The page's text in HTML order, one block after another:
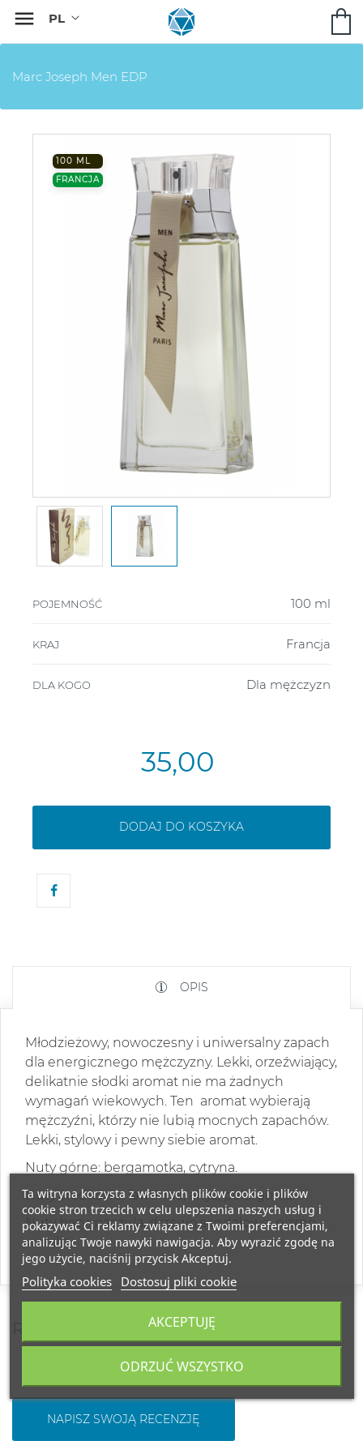

Marc Joseph Men EDP
100 ML
FRANCJA
POJEMNOŚĆ 100 ml
KRAJ Francja
DLA KOGO Dla mężczyzn
35,00
DODAJ DO KOSZYKA
OPIS
Młodzieżowy, nowoczesny i uniwersalny zapach
dla energicznego mężczyzny. Lekki, orzeźwiający,
delikatnie słodki aromat nie ma żadnych
wymagań wiekowych. Ten aromat wybierają
mężczyźni, którzy nie lubią mocnych zapachów.
Lekki, stylowy i pewny siebie aromat.
Nuty górne: bergamotka, cytryna.
Nuty środkowe: lawenda, anyż, pelargonia.
Nuty bazy: paczula, drzewo sandałowe, piżmo,
wanilia.
NAPISZ SWOJĄ RECENZJĘ
Ta witryna korzysta z własnych plików cookie i plików
cookie stron trzecich w celu ulepszenia naszych usług i
pokazywać Ci reklamy związane z Twoimi preferencjami,
analizując Twoje nawyki nawigacja. Aby wyrazić zgodę na
jego użycie, naciśnij przycisk Akceptuj.
Polityka cookies Dostosuj pliki cookie
ODRZUĆ WSZYSTKO
AKCEPTUJĘ